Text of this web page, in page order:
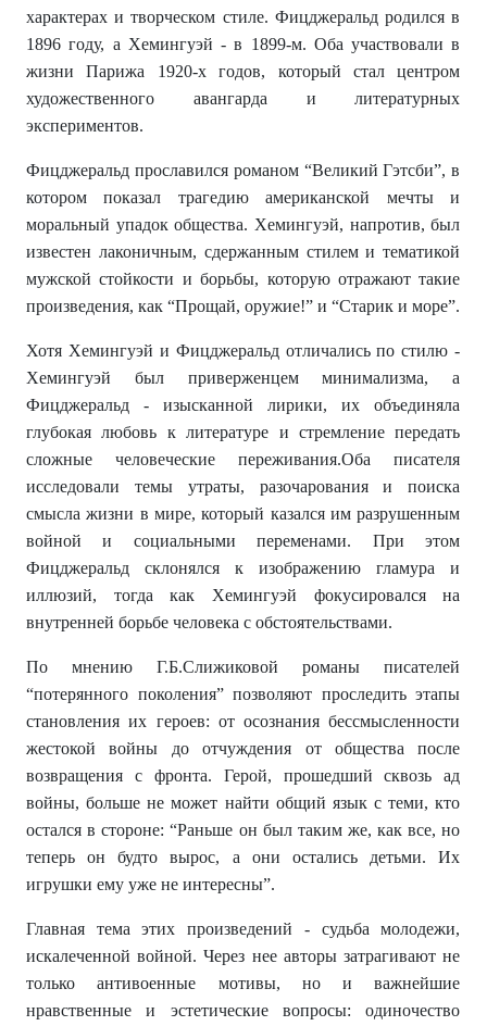
характерах и творческом стиле. Фицджеральд родился в
1896 году, а Хемингуэй - в 1899-м. Оба участвовали в
жизни Парижа 1920-х годов, который стал центром
художественного авангарда и литературных
экспериментов.
Фицджеральд прославился романом “Великий Гэтсби”, в
котором показал трагедию американской мечты и
моральный упадок общества. Хемингуэй, напротив, был
известен лаконичным, сдержанным стилем и тематикой
мужской стойкости и борьбы, которую отражают такие
произведения, как “Прощай, оружие!” и “Старик и море”.
Хотя Хемингуэй и Фицджеральд отличались по стилю -
Хемингуэй был приверженцем минимализма, а
Фицджеральд - изысканной лирики, их объединяла
глубокая любовь к литературе и стремление передать
сложные человеческие переживания.Оба писателя
исследовали темы утраты, разочарования и поиска
смысла жизни в мире, который казался им разрушенным
войной и социальными переменами. При этом
Фицджеральд склонялся к изображению гламура и
иллюзий, тогда как Хемингуэй фокусировался на
внутренней борьбе человека с обстоятельствами.
По мнению Г.Б.Слижиковой романы писателей
“потерянного поколения” позволяют проследить этапы
становления их героев: от осознания бессмысленности
жестокой войны до отчуждения от общества после
возвращения с фронта. Герой, прошедший сквозь ад
войны, больше не может найти общий язык с теми, кто
остался в стороне: “Раньше он был таким же, как все, но
теперь он будто вырос, а они остались детьми. Их
игрушки ему уже не интересны”.
Главная тема этих произведений - судьба молодежи,
искалеченной войной. Через нее авторы затрагивают не
только антивоенные мотивы, но и важнейшие
нравственные и эстетические вопросы: одиночество